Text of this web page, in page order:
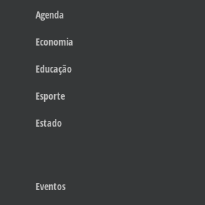
Agenda
Economia
Educação
Esporte
Estado
Eventos